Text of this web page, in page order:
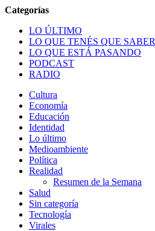
LO ÚLTIMO
LO QUE TENÉS QUE SABER
LO QUE ESTÁ PASANDO
PODCAST
RADIO
Cultura
Economía
Educación
Identidad
Lo último
Medioambiente
Política
Realidad
Resumen de la Semana
Salud
Sin categoría
Tecnología
Virales